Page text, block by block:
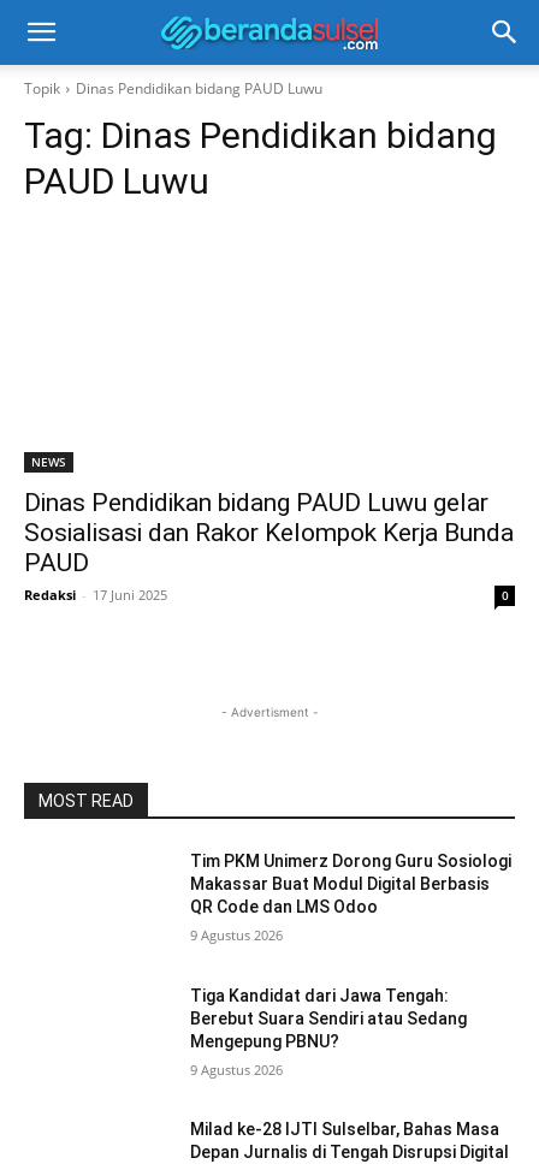
Topik Dinas Pendidikan bidang PAUD Luwu
Tag: Dinas Pendidikan bidang
PAUD Luwu
NEWS
Dinas Pendidikan bidang PAUD Luwu gelar
Sosialisasi dan Rakor Kelompok Kerja Bunda
PAUD
Redaksi - 17 Juni 2025 0
- Advertisment -
MOST READ
Tim PKM Unimerz Dorong Guru Sosiologi
Makassar Buat Modul Digital Berbasis
QR Code dan LMS Odoo
9 Agustus 2026
Tiga Kandidat dari Jawa Tengah:
Berebut Suara Sendiri atau Sedang
Mengepung PBNU?
9 Agustus 2026
Milad ke-28 IJTI Sulselbar, Bahas Masa
Depan Jurnalis di Tengah Disrupsi Digital